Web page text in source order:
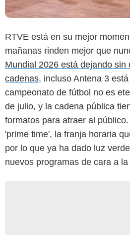
RTVE está en su mejor
mañanas rinden mejor que
Mundial 2026 está dejando sin
cadenas, incluso Antena 3
campeonato de fútbol no es
de julio, y la cadena pública
formatos para atraer al
'prime time', la franja horaria
por lo que ya ha dado luz
nuevos programas de cara a